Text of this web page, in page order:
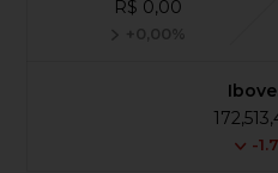
R$ 0,00
+0,00%
-